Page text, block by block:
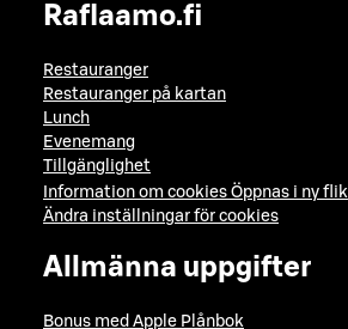
Raflaamo.fi
Restauranger
Restauranger på kartan
Lunch
Evenemang
Tillgänglighet
Information om cookies Öppnas i ny flik
Ändra inställningar för cookies
Allmänna uppgifter
Bonus med Apple Plånbok